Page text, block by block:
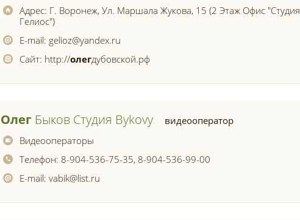
Адрес: Г. Воронеж, Ул. Маршала Жукова, 15 (2 Этаж Офис "студия
Гелиос")
E-mail: gelioz@yandex.ru
Сайт: http://олегдубовской.рф
Олег Быков Студия Bykovy
видеооператор
Видеооператоры
Телефон: 8-904-536-75-35, 8-904-536-99-00
E-mail:vabik@list.ru